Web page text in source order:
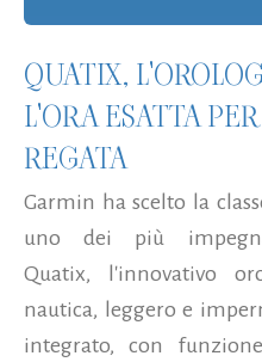
QUATIX,
L'ORA ESATTA
REGATA
Garmin ha scelto la
uno dei più
Quatix, l'innovativo
nautica, leggero e
integrato, con